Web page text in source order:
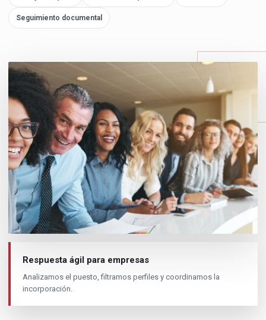
Seguimiento documental
Respuesta ágil para empresas
Analizamos el puesto, filtramos perfiles y coordinamos la
incorporación.